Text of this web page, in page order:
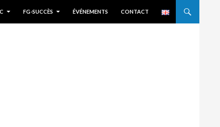
FG-SUCCÈS ÉVÉNEMENTS CONTACT